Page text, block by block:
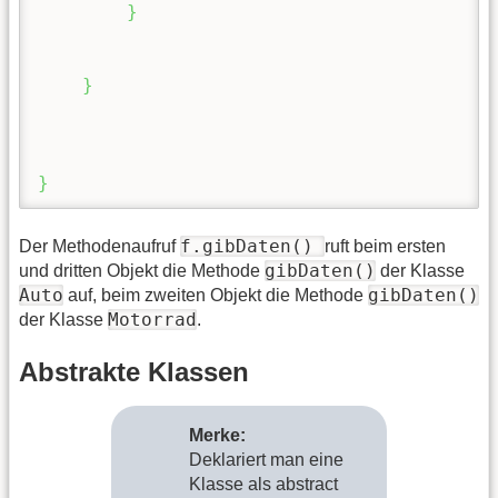
}
}
}
Der Methodenaufruf f.gibDaten()
ruft beim ersten
und dritten Objekt die Methode gibDaten() der Klasse
Auto auf, beim zweiten Objekt die Methode gibDaten()
der Klasse Motorrad.
Abstrakte Klassen
Merke:
Deklariert man eine
Klasse als abstract